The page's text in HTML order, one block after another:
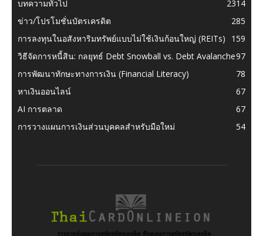
บทความทั่วไป
2314
ข่าว/โปรโมชั่นบัตรเครดิต
285
การลงทุนในอสังหาริมทรัพย์แบบไม่ใช้เงินก้อนใหญ่ (REITs)
159
วิธีจัดการหนี้สิน: กลยุทธ์ Debt Snowball vs. Debt Avalanche97
การพัฒนาทักษะทางการเงิน (Financial Literacy)
78
หาเงินออนไลน์
67
AI การตลาด
67
การวางแผนการเงินส่วนบุคคลสำหรับมือใหม่
54